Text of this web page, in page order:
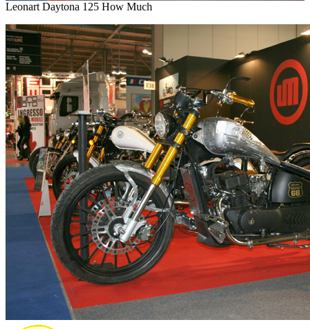
Leonart Daytona 125 How Much